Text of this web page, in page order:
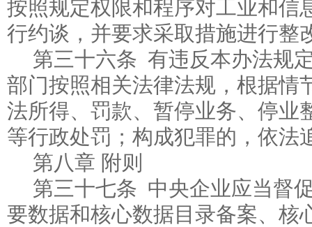
按照规定权限和程序对工业和信
行约谈，并要求采取措施进行整
第三十六条 有违反本办法规
部门按照相关法律法规，根据情
法所得、罚款、暂停业务、停业
等行政处罚；构成犯罪的，依法
第八章 附则
第三十七条 中央企业应当督
要数据和核心数据目录备案、核